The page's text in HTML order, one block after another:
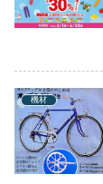
機材